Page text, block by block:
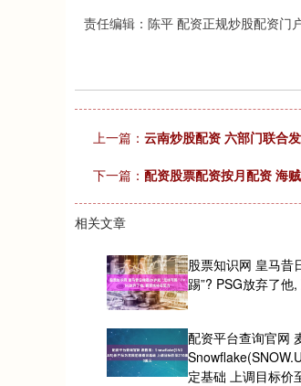
责任编辑：陈平 配资正规炒股配资门
上一篇： 云南炒股配资 六部门联合
下一篇： 配资股票配资按月配资 海
相关文章
股票知识网 皇马昔
踢”? PSG放弃了他
配资平台查询官网
定基础 上调目标价